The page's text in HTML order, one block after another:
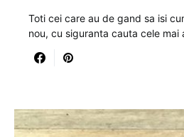
Toti cei care au de gand sa isi
nou, cu siguranta cauta cele